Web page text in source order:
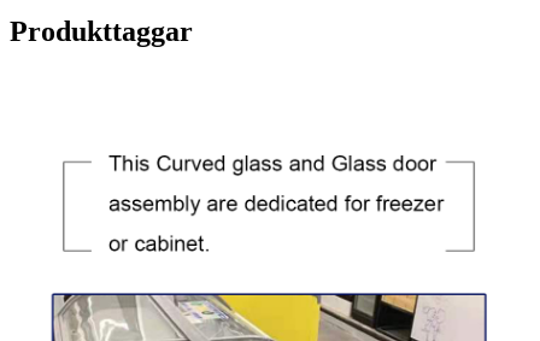
Produkttaggar